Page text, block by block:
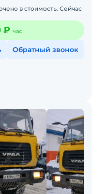
в стоимость. Сейчас
₽ час
Обратный звонок